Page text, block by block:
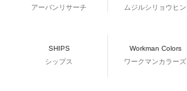
アーバンリサーチ
ムジルシリョウヒン
SHIPS
シップス
Workman Colors
ワークマンカラーズ